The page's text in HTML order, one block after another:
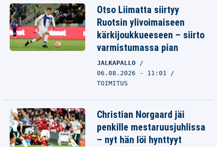
Otso Liimatta siirtyy
Ruotsin ylivoimaiseen
kärkijoukkueeseen – siirto
varmistumassa pian
JALKAPALLO
06.08.2026 - 11:01
TOIMITUS
Christian Norgaard jäi
penkille mestaruusjuhlissa
– nyt hän löi hynttyyt